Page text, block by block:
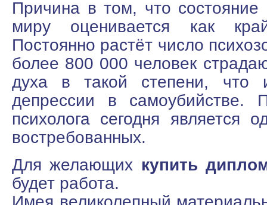
Причина в том, что
миру оценивается как
Постоянно растёт число
более 800 000 человек
духа в такой степени, что
депрессии в самоубийстве.
психолога сегодня является
востребованных.
Для желающих купить
будет работа.